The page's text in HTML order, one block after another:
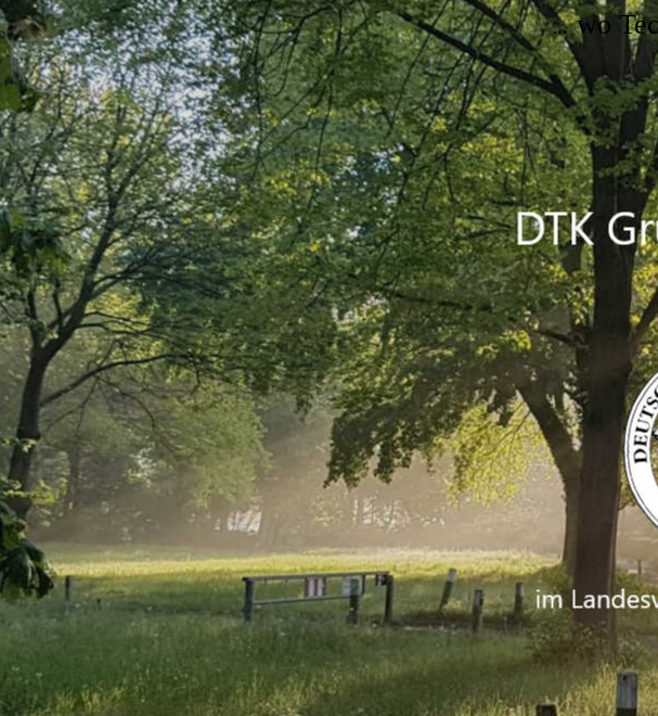
... wo